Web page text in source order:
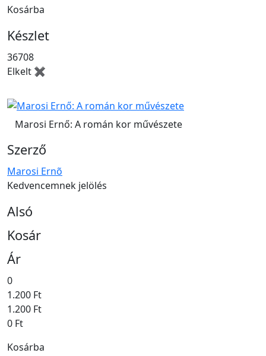
Kosárba
Készlet
36708
Elkelt ✖
Marosi Ernő: A román kor művészete
Szerző
Marosi Ernõ
Kedvencemnek jelölés
Alsó
Kosár
Ár
0
1.200 Ft
1.200 Ft
0 Ft
Kosárba